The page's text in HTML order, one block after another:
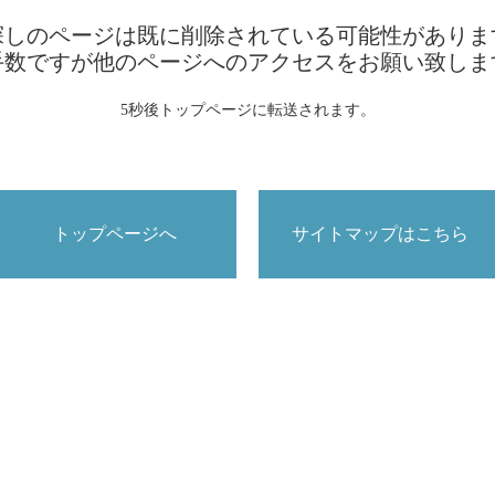
のページは既に削除されている可能性がありま
ですが他のページへのアクセスをお願い致しま
5秒後トップページに転送されます。
トップページへ サイトマップはこちら